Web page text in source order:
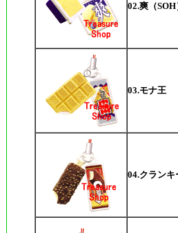
02.爽（SOH
03.モナ王
04.クラン